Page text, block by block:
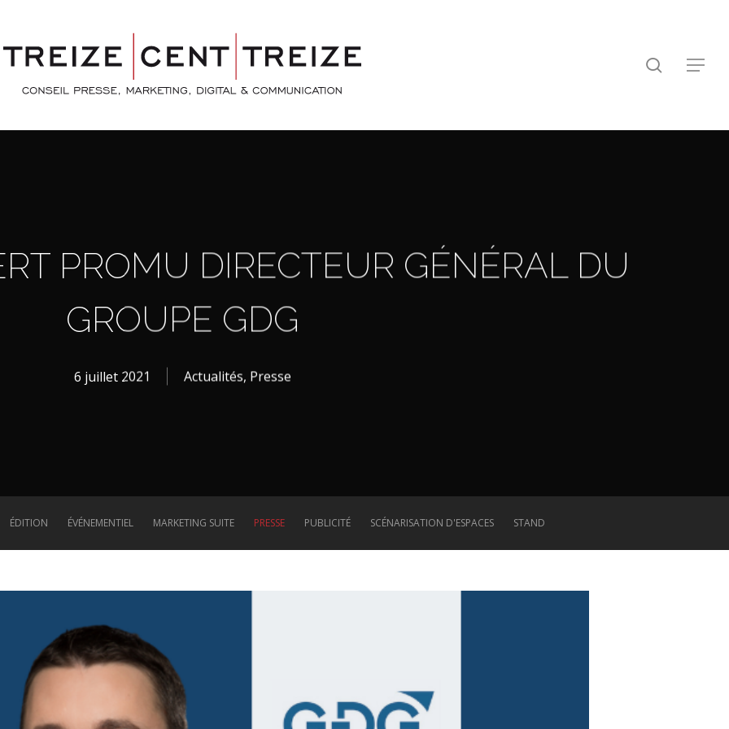
search
Menu
PROMU DIRECTEUR GÉNÉRAL DU
GROUPE GDG
6 juillet 2021 Actualités, Presse
ÉDITION ÉVÉNEMENTIEL MARKETING SUITE PRESSE PUBLICITÉ SCÉNARISATION D'ESPACES STAND